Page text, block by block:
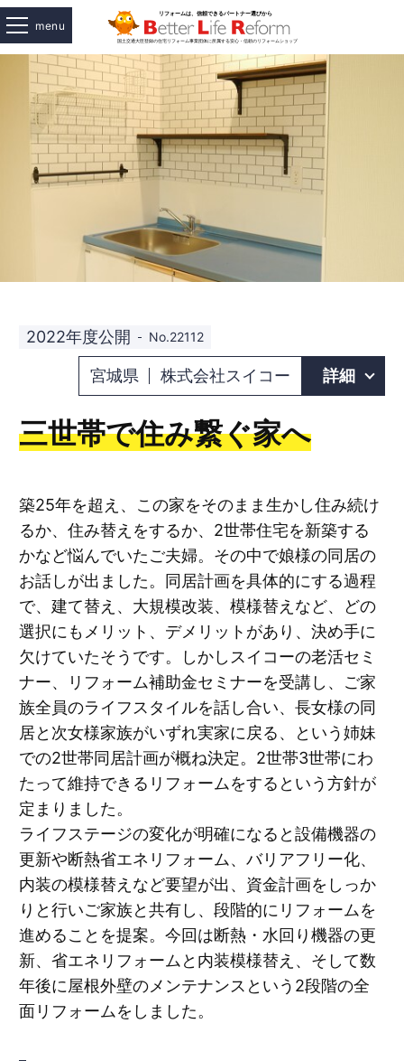
menu
2022年度公開 No.22112
宮城県 株式会社スイコー 詳細
三世帯で住み繋ぐ家へ
築25年を超え、この家をそのまま生かし住み続け
るか、住み替えをするか、2世帯住宅を新築する
かなど悩んでいたご夫婦。その中で娘様の同居の
お話しが出ました。同居計画を具体的にする過程
で、建て替え、大規模改装、模様替えなど、どの
選択にもメリット、デメリットがあり、決め手に
欠けていたそうです。しかしスイコーの老活セミ
ナー、リフォーム補助金セミナーを受講し、ご家
族全員のライフスタイルを話し合い、長女様の同
居と次女様家族がいずれ実家に戻る、という姉妹
での2世帯同居計画が概ね決定。2世帯3世帯にわ
たって維持できるリフォームをするという方針が
定まりました。
ライフステージの変化が明確になると設備機器の
更新や断熱省エネリフォーム、バリアフリー化、
内装の模様替えなど要望が出、資金計画をしっか
りと行いご家族と共有し、段階的にリフォームを
進めることを提案。今回は断熱・水回り機器の更
新、省エネリフォームと内装模様替え、そして数
年後に屋根外壁のメンテナンスという2段階の全
面リフォームをしました。